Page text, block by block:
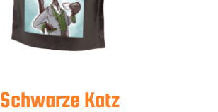
Schwarze Katz